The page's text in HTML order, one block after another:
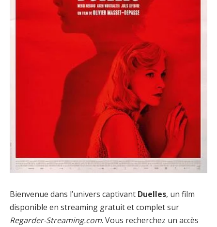
Bienvenue dans l’univers captivant Duelles, un film
disponible en streaming gratuit et complet sur
Regarder-Streaming.com. Vous recherchez un accès